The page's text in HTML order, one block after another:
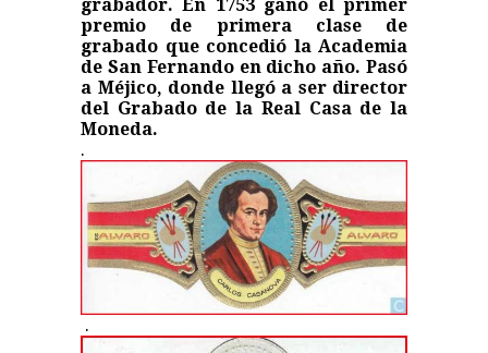
grabador. En 1753 ganó el primer
premio de primera clase de
grabado que concedió la Academia
de San Fernando en dicho año. Pasó
a Méjico, donde llegó a ser director
del Grabado de la Real Casa de la
Moneda.
.
.